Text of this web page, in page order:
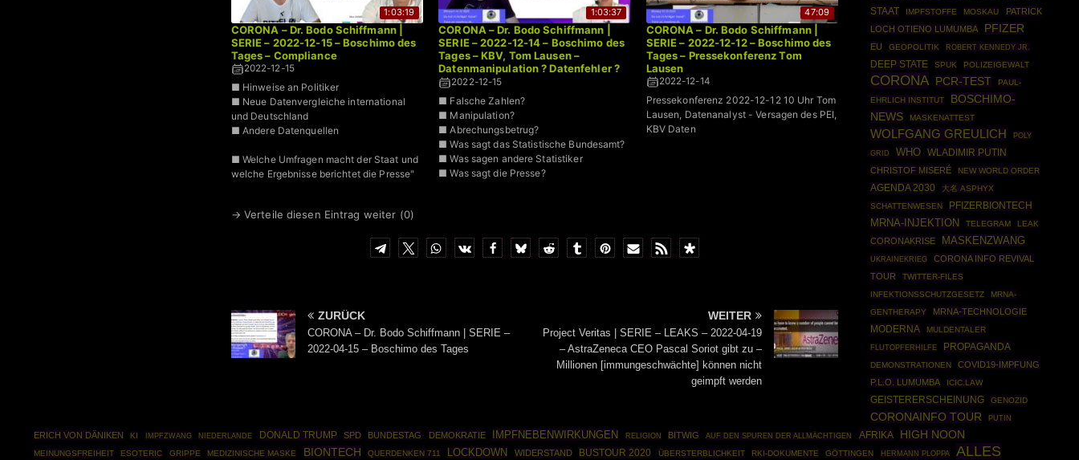
1:03:19
CORONA – Dr. Bodo Schiffmann |
SERIE – 2022-12-15 – Boschimo des
Tages – Compliance
2022-12-15
■ Hinweise an Politiker
■ Neue Datenvergleiche international
und Deutschland
■ Andere Datenquellen
■ Welche Umfragen macht der Staat und
welche Ergebnisse berichtet die Presse"
1:03:37
CORONA – Dr. Bodo Schiffmann |
SERIE – 2022-12-14 – Boschimo des
Tages – KBV, Tom Lausen –
Datenmanipulation ? Datenfehler ?
Abrechungsbetrug?
2022-12-15
■ Falsche Zahlen?
■ Manipulation?
■ Abrechungsbetrug?
■ Was sagt das Statistische Bundesamt?
■ Was sagen andere Statistiker
■ Was sagt die Presse?
47:09
CORONA – Dr. Bodo Schiffmann |
SERIE – 2022-12-12 – Boschimo des
Tages – Pressekonferenz Tom
Lausen
2022-12-14
Pressekonferenz 2022-12-12 10 Uhr Tom
Lausen, Datenanalyst - Versagen des PEI,
KBV Daten
→ Verteile diesen Eintrag weiter (0)
ZURÜCK
CORONA – Dr. Bodo Schiffmann | SERIE –
2022-04-15 – Boschimo des Tages
WEITER
Project Veritas | SERIE – LEAKS – 2022-04-19
– AstraZeneca CEO Pascal Soriot gibt zu –
Millionen [immungeschwächte] können nicht
geimpft werden
STAAT
IMPFSTOFFE MOSKAU
PATRICK
LOCH OTIENO LUMUMBA
PFIZER
EU GEOPOLITIK ROBERT KENNEDY JR.
DEEP STATE SPUK POLIZEIGEWALT
CORONA PCR-TEST
PAUL-
EHRLICH INSTITUT
BOSCHIMO-
NEWS
MASKENATTEST
WOLFGANG GREULICH
POLY
GRID
WHO WLADIMIR PUTIN
CHRISTOF MISERÉ NEW WORLD ORDER
AGENDA 2030
大名 ASPHYX
SCHATTENWESEN
PFIZERBIONTECH
MRNA-INJEKTION TELEGRAM LEAK
CORONAKRISE MASKENZWANG
UKRAINEKRIEG
CORONA INFO REVIVAL
TOUR
TWITTER-FILES
INFEKTIONSSCHUTZGESETZ
MRNA-
GENTHERAPY
MRNA-TECHNOLOGIE
MODERNA MULDENTALER
FLUTOPFERHILFE PROPAGANDA
DEMONSTRATIONEN
COVID19-IMPFUNG
P.L.O. LUMUMBA
ICIC.LAW
GEISTERERSCHEINUNG GENOZID
CORONAINFO TOUR PUTIN
ERICH VON DÄNIKEN KI IMPFZWANG NIEDERLANDE DONALD TRUMP SPD BUNDESTAG DEMOKRATIE IMPFNEBENWIRKUNGEN RELIGION BITWIG AUF DEN SPUREN DER ALLMÄCHTIGEN AFRIKA HIGH NOON
MEINUNGSFREIHEIT ESOTERIC GRIPPE MEDIZINISCHE MASKE BIONTECH QUERDENKEN 711 LOCKDOWN WIDERSTAND BUSTOUR 2020 ÜBERSTERBLICHKEIT RKI-DOKUMENTE GÖTTINGEN HERMANN PLOPPA
ALLES